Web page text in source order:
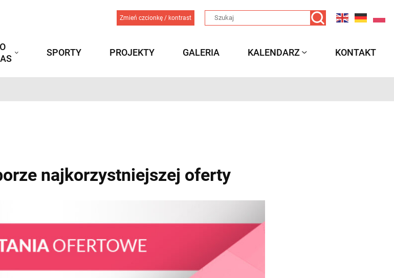
Zmień czcionkę / kontrast
O
SPORTY PROJEKTY GALERIA KALENDARZ KONTAKT
najkorzystniejszej oferty